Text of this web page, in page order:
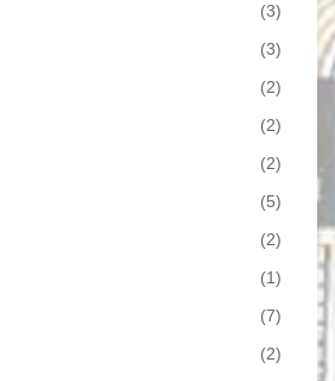
(3)
(3)
(2)
(2)
(2)
(5)
(2)
(1)
(7)
(2)